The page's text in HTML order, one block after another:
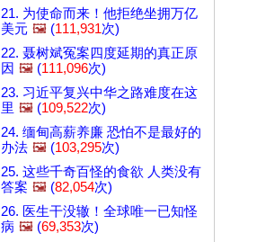
21. 为使命而来！他拒绝坐拥万亿
美元 🖼️ (111,931次)
22. 聂树斌冤案四度延期的真正原
因 🖼️ (111,096次)
23. 习近平复兴中华之路难度在这
里 🖼️ (109,522次)
24. 缅甸高薪养廉 恐怕不是最好的
办法 🖼️ (103,295次)
25. 这些千奇百怪的食欲 人类没有
答案 🖼️ (82,054次)
26. 医生干没辙！全球唯一已知怪
病 🖼️ (69,353次)